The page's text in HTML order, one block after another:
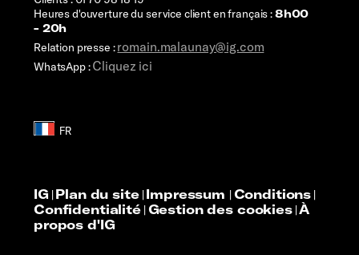
Heures d'ouverture du service client en français :8h00
- 20h
Relation presse :romain.malaunay@ig.com
WhatsApp :Cliquez ici
IG |Plan du site|Impressum | Conditions |
Confidentialité|Gestion des cookies|À
propos d'IG